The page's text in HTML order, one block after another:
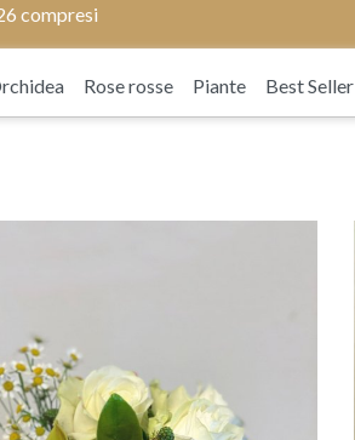
compresi
Rose rosse Piante Best Seller